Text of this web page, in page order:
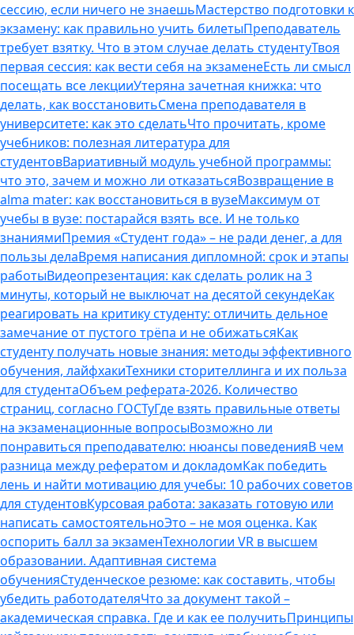
сессию, если ничего не знаешьМастерство подготовки к
экзамену: как правильно учить билетыПреподаватель
требует взятку. Что в этом случае делать студентуТвоя
первая сессия: как вести себя на экзаменеЕсть ли смысл
посещать все лекцииУтеряна зачетная книжка: что
делать, как восстановитьСмена преподавателя в
университете: как это сделатьЧто прочитать, кроме
учебников: полезная литература для
студентовВариативный модуль учебной программы:
что это, зачем и можно ли отказатьсяВозвращение в
alma mater: как восстановиться в вузеМаксимум от
учебы в вузе: постарайся взять все. И не только
знаниямиПремия «Студент года» – не ради денег, а для
пользы делаВремя написания дипломной: срок и этапы
работыВидеопрезентация: как сделать ролик на 3
минуты, который не выключат на десятой секундеКак
реагировать на критику студенту: отличить дельное
замечание от пустого трёпа и не обижатьсяКак
студенту получать новые знания: методы эффективного
обучения, лайфхакиТехники сторителлинга и их польза
для студентаОбъем реферата-2026. Количество
страниц, согласно ГОСТуГде взять правильные ответы
на экзаменационные вопросыВозможно ли
понравиться преподавателю: нюансы поведенияВ чем
разница между рефератом и докладомКак победить
лень и найти мотивацию для учебы: 10 рабочих советов
для студентовКурсовая работа: заказать готовую или
написать самостоятельноЭто – не моя оценка. Как
оспорить балл за экзаменТехнологии VR в высшем
образовании. Адаптивная система
обученияСтуденческое резюме: как составить, чтобы
убедить работодателяЧто за документ такой –
академическая справка. Где и как ее получитьПринципы